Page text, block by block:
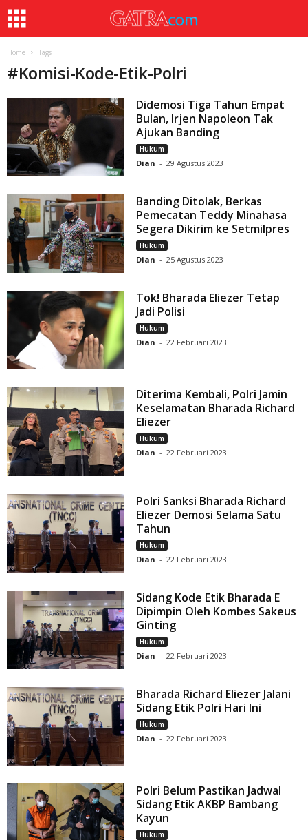
Home Tags
#Komisi-Kode-Etik-Polri
Didemosi Tiga Tahun Empat
Bulan, Irjen Napoleon Tak
Ajukan Banding
Hukum
Dian - 29 Agustus 2023
Banding Ditolak, Berkas
Pemecatan Teddy Minahasa
Segera Dikirim ke Setmilpres
Hukum
Dian - 25 Agustus 2023
Tok! Bharada Eliezer Tetap
Jadi Polisi
Hukum
Dian - 22 Februari 2023
Diterima Kembali, Polri Jamin
Keselamatan Bharada Richard
Eliezer
Hukum
Dian - 22 Februari 2023
Polri Sanksi Bharada Richard
Eliezer Demosi Selama Satu
Tahun
Hukum
Dian - 22 Februari 2023
Sidang Kode Etik Bharada E
Dipimpin Oleh Kombes Sakeus
Ginting
Hukum
Dian - 22 Februari 2023
Bharada Richard Eliezer Jalani
Sidang Etik Polri Hari Ini
Hukum
Dian - 22 Februari 2023
Polri Belum Pastikan Jadwal
Sidang Etik AKBP Bambang
Kayun
Hukum